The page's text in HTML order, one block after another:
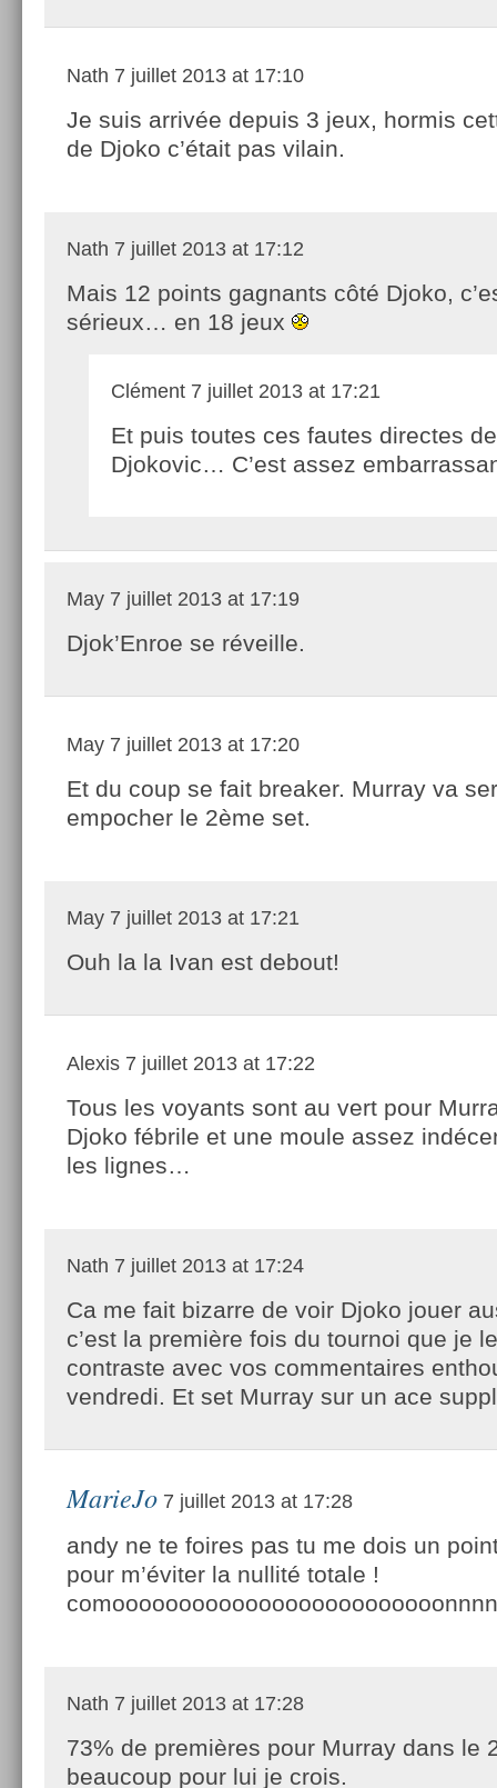
Nath 7 juillet 2013 at 17:10
Je suis arrivée depuis 3 jeux, hormis
de Djoko c’était pas vilain.
Nath 7 juillet 2013 at 17:12
Mais 12 points gagnants côté Djoko,
sérieux… en 18 jeux
Clément 7 juillet 2013 at 17:21
Et puis toutes ces fautes directes de
Djokovic… C’est assez
May 7 juillet 2013 at 17:19
Djok’Enroe se réveille.
May 7 juillet 2013 at 17:20
Et du coup se fait breaker. Murray va
empocher le 2ème set.
May 7 juillet 2013 at 17:21
Ouh la la Ivan est debout!
Alexis 7 juillet 2013 at 17:22
Tous les voyants sont au vert pour
Djoko fébrile et une moule assez
les lignes…
Nath 7 juillet 2013 at 17:24
Ca me fait bizarre de voir Djoko jouer
c’est la première fois du tournoi que je
contraste avec vos commentaires
vendredi. Et set Murray sur un ace
MarieJo 7 juillet 2013 at 17:28
andy ne te foires pas tu me dois un
pour m’éviter la nullité totale !
Nath 7 juillet 2013 at 17:28
73% de premières pour Murray dans le
beaucoup pour lui je crois.